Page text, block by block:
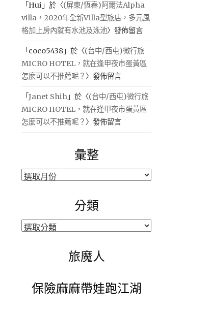
「Hui 」於〈(屏東/恆春)阿爾法Alpha
villa，2020年全新Villa型旅店，多元風
格加上房內就有水池及泳池〉發佈留言
「 coco5438 」於〈(台中/西屯)微行旅
MICRO HOTEL，就在逢甲夜市蛋黃區
怎麼可以不推薦呢？ 〉發佈留言
「Janet Shih 」於〈(台中/西屯)微行旅
MICRO HOTEL，就在逢甲夜市蛋黃區
怎麼可以不推薦呢？ 〉發佈留言
彙整
彙
分類
分
旅魔人
保險麻麻帶娃跑江湖